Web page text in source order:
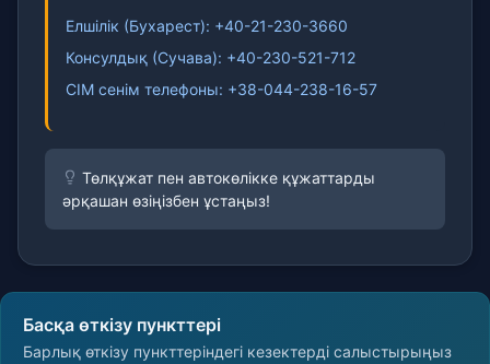
Елшілік (Бухарест): +40-21-230-3660
Консулдық (Сучава): +40-230-521-712
СІМ сенім телефоны: +38-044-238-16-57
Төлқұжат пен автокөлікке құжаттарды
әрқашан өзіңізбен ұстаңыз!
Басқа өткізу пункттері
Барлық өткізу пункттеріндегі кезектерді салыстырыңыз